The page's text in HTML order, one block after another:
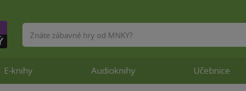
E-knihy Audioknihy Učebnice
Vyhledávání